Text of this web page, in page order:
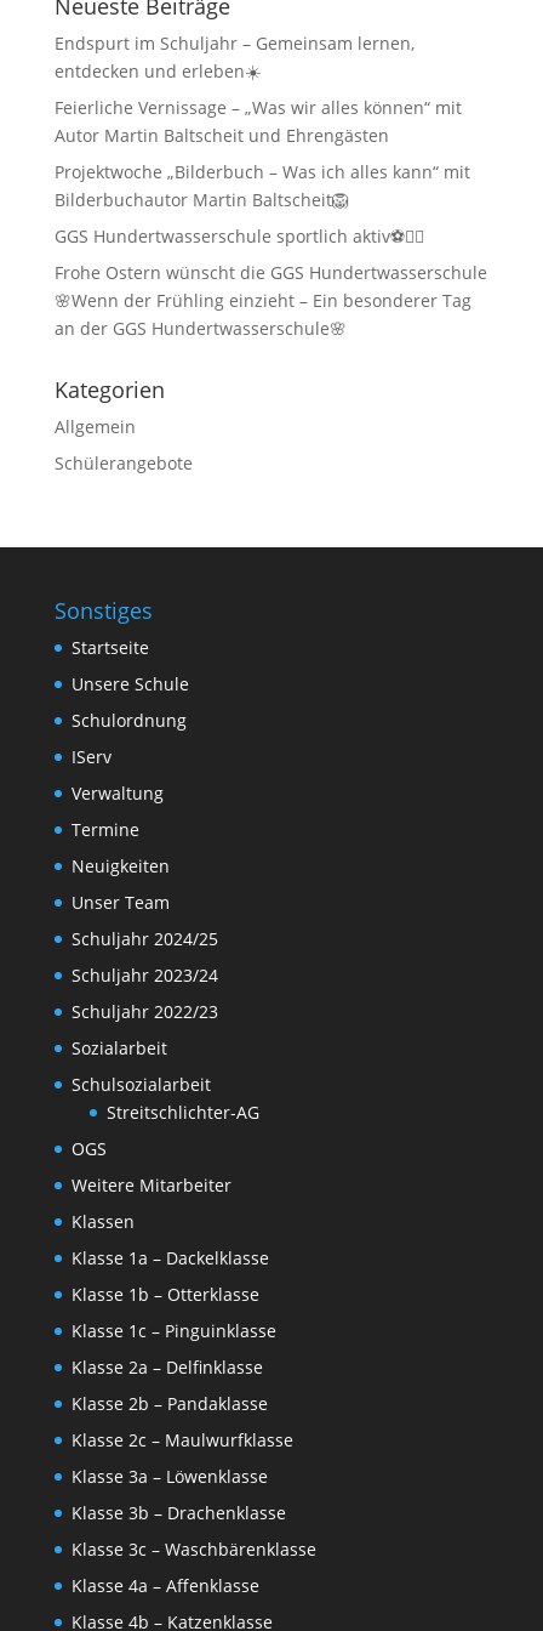
Neueste Beiträge
Endspurt im Schuljahr – Gemeinsam lernen,
entdecken und erleben☀️
Feierliche Vernissage – „Was wir alles können“ mit
Autor Martin Baltscheit und Ehrengästen
Projektwoche „Bilderbuch – Was ich alles kann“ mit
Bilderbuchautor Martin Baltscheit🦁
GGS Hundertwasserschule sportlich aktiv⚽🏃‍♂️
Frohe Ostern wünscht die GGS Hundertwasserschule
🌸Wenn der Frühling einzieht – Ein besonderer Tag
an der GGS Hundertwasserschule🌸
Kategorien
Allgemein
Schülerangebote
Sonstiges
Startseite
Unsere Schule
Schulordnung
IServ
Verwaltung
Termine
Neuigkeiten
Unser Team
Schuljahr 2024/25
Schuljahr 2023/24
Schuljahr 2022/23
Sozialarbeit
Schulsozialarbeit
Streitschlichter-AG
OGS
Weitere Mitarbeiter
Klassen
Klasse 1a – Dackelklasse
Klasse 1b – Otterklasse
Klasse 1c – Pinguinklasse
Klasse 2a – Delfinklasse
Klasse 2b – Pandaklasse
Klasse 2c – Maulwurfklasse
Klasse 3a – Löwenklasse
Klasse 3b – Drachenklasse
Klasse 3c – Waschbärenklasse
Klasse 4a – Affenklasse
Klasse 4b – Katzenklasse